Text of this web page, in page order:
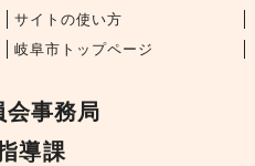
サイトの使い方
岐阜市トップページ
会事務局
導課